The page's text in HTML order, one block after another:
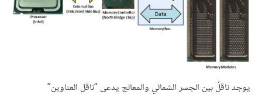
يوجد ناقلٌ بين الجسر الشمالي والمعالج يدعى “ناقل العناوين”